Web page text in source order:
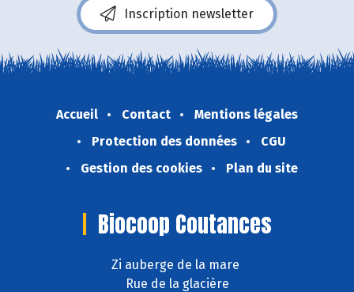
Inscription newsletter
Accueil Contact
Mentions légales
Protection des données
CGU
Gestion des cookies
Plan du site
Biocoop Coutances
Zi auberge de la mare
Rue de la glacière